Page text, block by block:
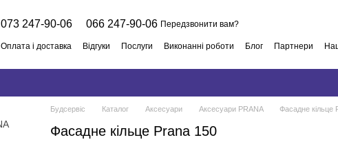
073 247-90-06 066 247-90-06 Передзвонити вам?
Оплата і доставка Відгуки Послуги Виконанні роботи Блог Партнери
Будсервіс Каталог Аксесуари Аксесуари PRANA Фасадне кільце
Фасадне кільце Prana 150